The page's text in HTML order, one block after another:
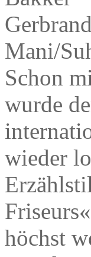
Mani/
Schon
wurde
wieder
höchst